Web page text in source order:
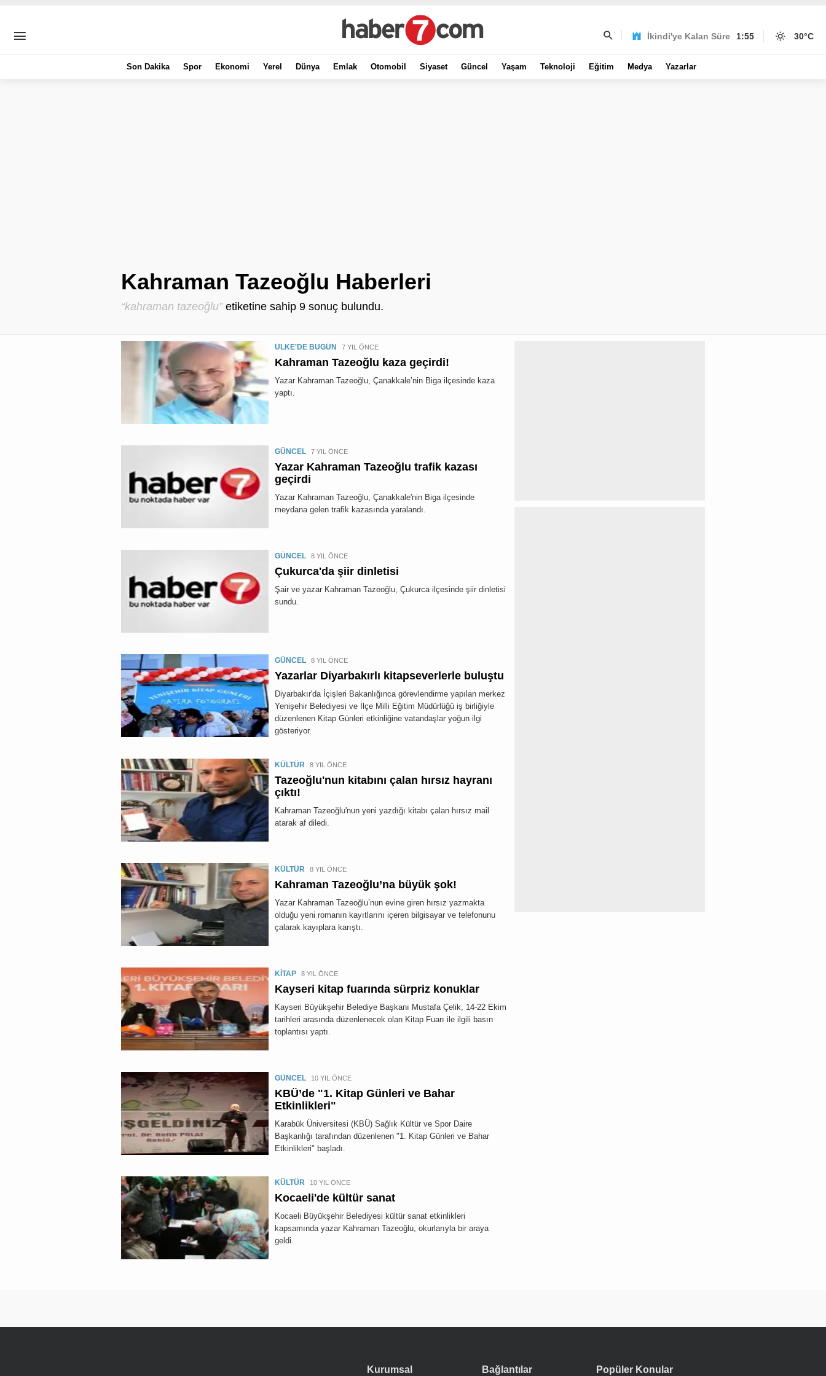
İkindi'ye Kalan Süre 1:55 30°C
Son Dakika Spor Ekonomi Yerel Dünya Emlak Otomobil Siyaset Güncel Yaşam Teknoloji Eğitim Medya Yazarlar
Kahraman Tazeoğlu Haberleri
“kahraman tazeoğlu”etiketine sahip 9 sonuç bulundu.
ÜLKE'DE BUGÜN 7 YIL ÖNCE
Kahraman Tazeoğlu kaza geçirdi!
Yazar Kahraman Tazeoğlu, Çanakkale’nin Biga ilçesinde kaza
yaptı.
GÜNCEL 7 YIL ÖNCE
Yazar Kahraman Tazeoğlu trafik kazası
geçirdi
Yazar Kahraman Tazeoğlu, Çanakkale'nin Biga ilçesinde
meydana gelen trafik kazasında yaralandı.
GÜNCEL 8 YIL ÖNCE
Çukurca'da şiir dinletisi
Şair ve yazar Kahraman Tazeoğlu, Çukurca ilçesinde şiir dinletisi
sundu.
GÜNCEL 8 YIL ÖNCE
Yazarlar Diyarbakırlı kitapseverlerle buluştu
Diyarbakır'da İçişleri Bakanlığınca görevlendirme yapılan merkez
Yenişehir Belediyesi ve İlçe Milli Eğitim Müdürlüğü iş birliğiyle
düzenlenen Kitap Günleri etkinliğine vatandaşlar yoğun ilgi
gösteriyor.
KÜLTÜR 8 YIL ÖNCE
Tazeoğlu'nun kitabını çalan hırsız hayranı
çıktı!
Kahraman Tazeoğlu'nun yeni yazdığı kitabı çalan hırsız mail
atarak af diledi.
KÜLTÜR 8 YIL ÖNCE
Kahraman Tazeoğlu’na büyük şok!
Yazar Kahraman Tazeoğlu’nun evine giren hırsız yazmakta
olduğu yeni romanın kayıtlarını içeren bilgisayar ve telefonunu
çalarak kayıplara karıştı.
KİTAP 8 YIL ÖNCE
Kayseri kitap fuarında sürpriz konuklar
Kayseri Büyükşehir Belediye Başkanı Mustafa Çelik, 14-22 Ekim
tarihleri arasında düzenlenecek olan Kitap Fuarı ile ilgili basın
toplantısı yaptı.
GÜNCEL 10 YIL ÖNCE
KBÜ’de "1. Kitap Günleri ve Bahar
Etkinlikleri"
Karabük Üniversitesi (KBÜ) Sağlık Kültür ve Spor Daire
Başkanlığı tarafından düzenlenen "1. Kitap Günleri ve Bahar
Etkinlikleri" başladı.
KÜLTÜR 10 YIL ÖNCE
Kocaeli'de kültür sanat
Kocaeli Büyükşehir Belediyesi kültür sanat etkinlikleri
kapsamında yazar Kahraman Tazeoğlu, okurlarıyla bir araya
geldi.
Kurumsal Bağlantılar Popüler Konular